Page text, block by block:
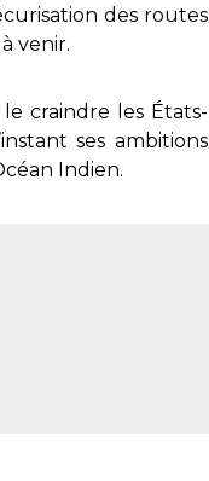
des routes
venir.
craindre les États-
ses ambitions
Indien.